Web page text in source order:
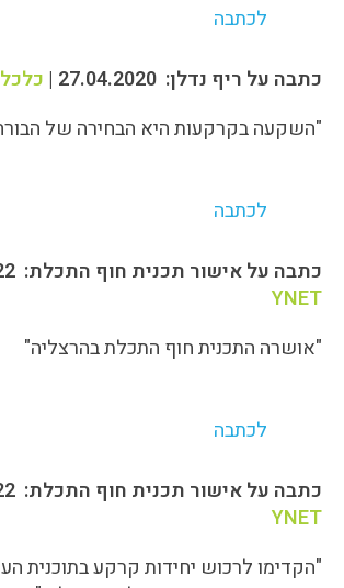
לכתבה
כתבה על ריף נדלן: 27.04.2020 |
"השקעה בקרקעות היא הבחירה של
לכתבה
כתבה על אישור תכנית חוף התכלת: 04.01.2022 |
YNET
"אושרה התכנית חוף התכלת בהרצליה"
לכתבה
כתבה על אישור תכנית חוף התכלת: 21.02.2022 |
YNET
"הקדימו לרכוש יחידות קרקע בתוכנית